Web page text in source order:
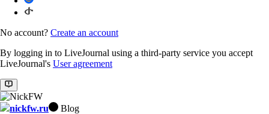
No account? Create an account
By logging in to LiveJournal using a third-party service you accept
LiveJournal's User agreement
nickfw.ru Blog